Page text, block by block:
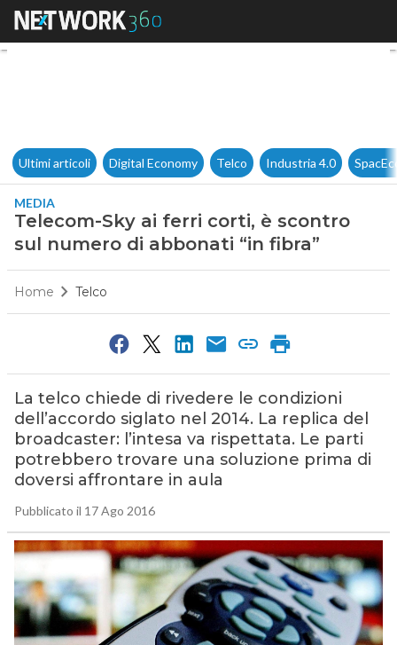
Telecom-Sky ai ferri corti, è
Ultimi articoli Digital Economy Telco Industria 4.0
MEDIA
Telecom-Sky ai ferri corti, è scontro
sul numero di abbonati “in fibra”
Home Telco
La telco chiede di rivedere le condizioni
dell’accordo siglato nel 2014. La replica del
broadcaster: l’intesa va rispettata. Le parti
potrebbero trovare una soluzione prima di
doversi affrontare in aula
Pubblicato il 17 Ago 2016